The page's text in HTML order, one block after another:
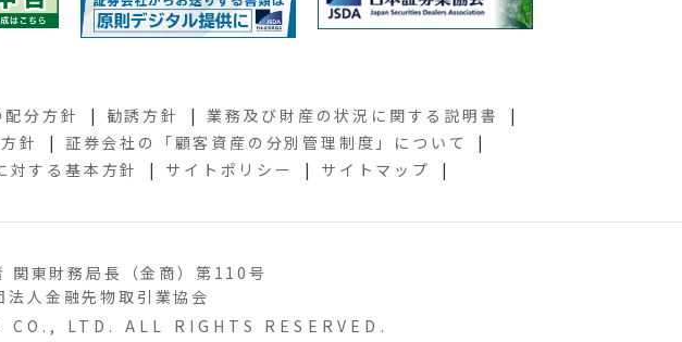
分方針 勧誘方針
業務及び財産の状況に関する説明書
針 証券会社の
「顧客資産の分別管理制度」について
対する基本方針 サイトポリシー サイトマップ
関東財務局長（金商）第110号
人金融先物取引業協会
LTD. ALL RIGHTS RESERVED.